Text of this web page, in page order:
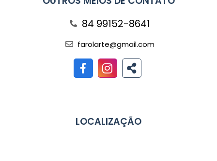
84 99152-8641
farolarte@gmail.com
LOCALIZAÇÃO